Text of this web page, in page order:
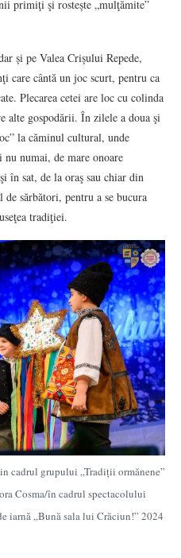
primiţi şi rostește „mulţămite”
și pe Valea Crișului Repede,
care cântă un joc scurt, pentru ca
Plecarea cetei are loc cu colinda
alte gospodării. În zilele a doua şi
la căminul cultural, unde
numai, de mare onoare
în sat, de la oraş sau chiar din
sărbători, pentru a se bucura
tradiţiei.
cadrul grupului „Tradiții ormănene”
Cosma/în cadrul spectacolului
iarnă „Bună sala lui Crăciun!” 2024